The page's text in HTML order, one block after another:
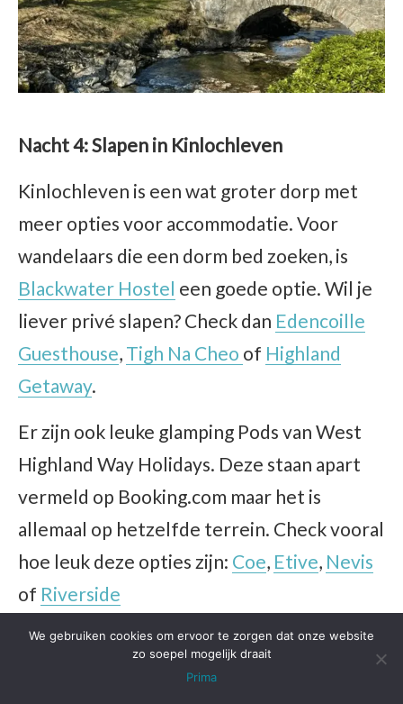
Nacht 4: Slapen in Kinlochleven
Kinlochleven is een wat groter dorp met
meer opties voor accommodatie. Voor
wandelaars die een dorm bed zoeken, is
Blackwater Hostel een goede optie. Wil je
liever privé slapen? Check dan Edencoille
Guesthouse, Tigh Na Cheo of Highland
Getaway.
Er zijn ook leuke glamping Pods van West
Highland Way Holidays. Deze staan apart
vermeld op Booking.com maar het is
allemaal op hetzelfde terrein. Check vooral
hoe leuk deze opties zijn: Coe, Etive, Nevis
of Riverside
Wie wil kamperen kan bij Blackwater
de tent opzetten, en anders heeft
We gebruiken cookies om ervoor te zorgen dat onze website
zo soepel mogelijk draait
Prima